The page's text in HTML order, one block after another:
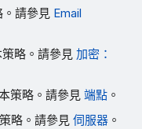
請參見 Email
略。請參見 加密：
策略。請參見 端點 。
略。請參見 伺服器 。